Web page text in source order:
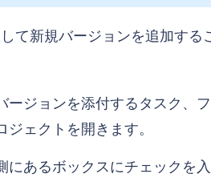
て新規バージョンを追加する
ージョンを添付するタスク、
ェクトを開きます。
にあるボックスにチェックを